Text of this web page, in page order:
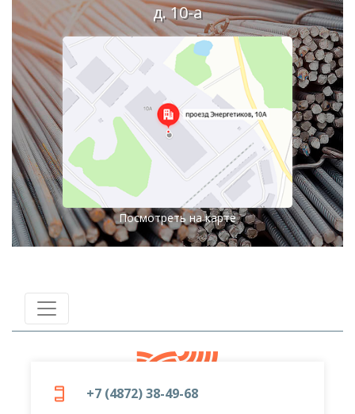
д. 10-а
Посмотреть на карте
+7 (4872) 38-49-68